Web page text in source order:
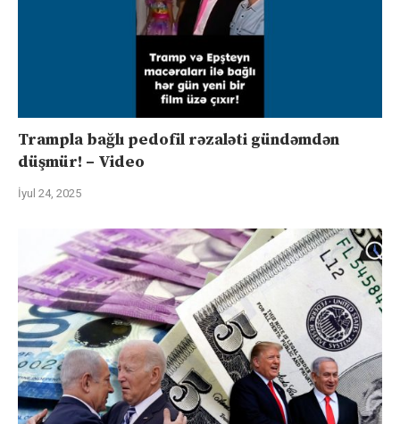
Trampla bağlı pedofil rəzaləti gündəmdən
düşmür! – Video
İyul 24, 2025